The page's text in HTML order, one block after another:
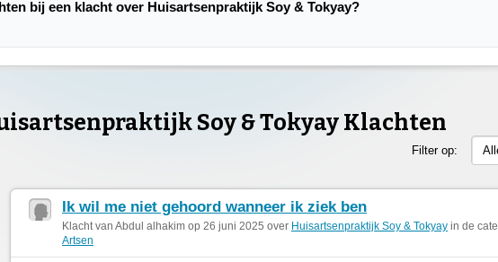
bij een klacht over Huisartsenpraktijk Soy & Tokyay?
Soy & Tokyay Klachten
Filter op:
Ik wil me niet gehoord wanneer ik ziek ben
Klacht van Abdul alhakim op 26 juni 2025 over Huisartsenpraktijk Soy & Tokyay in de
Artsen